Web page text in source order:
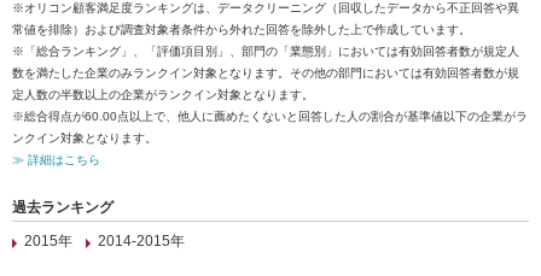
※オリコン顧客満足度ランキングは、データクリーニング（回収したデータから不正回答や異
常値を排除）および調査対象者条件から外れた回答を除外した上で作成しています。
※「総合ランキング」、「評価項目別」、部門の「業態別」においては有効回答者数が規定人
数を満たした企業のみランクイン対象となります。その他の部門においては有効回答者数が規
定人数の半数以上の企業がランクイン対象となります。
※総合得点が60.00点以上で、他人に薦めたくないと回答した人の割合が基準値以下の企業がラ
ンクイン対象となります。
≫ 詳細はこちら
過去ランキング
2015年
2014-2015年